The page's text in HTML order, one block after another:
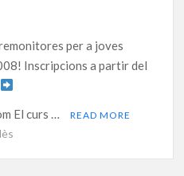
per a joves
Inscripcions a partir del
El curs …
READ MORE